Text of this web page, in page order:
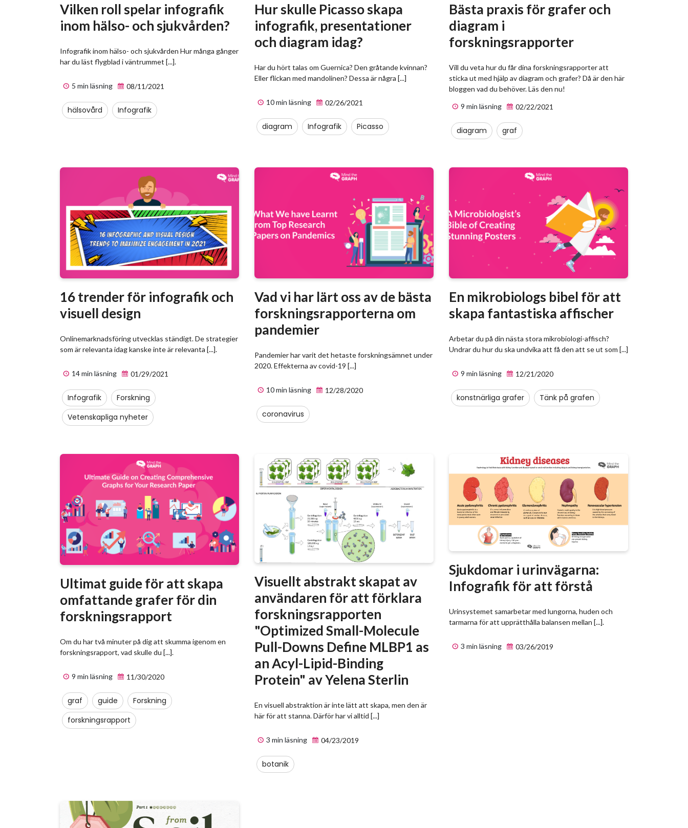
Vilken roll spelar infografik
inom hälso- och sjukvården?
Infografik inom hälso- och sjukvården Hur många gånger
har du läst flygblad i väntrummet [...].
5 min läsning 08/11/2021
hälsovård Infografik
Hur skulle Picasso skapa
infografik, presentationer
och diagram idag?
Har du hört talas om Guernica? Den gråtande kvinnan?
Eller flickan med mandolinen? Dessa är några [...]
10 min läsning 02/26/2021
diagram Infografik Picasso
Bästa praxis för grafer och
diagram i
forskningsrapporter
Vill du veta hur du får dina forskningsrapporter att
sticka ut med hjälp av diagram och grafer? Då är den här
bloggen vad du behöver. Läs den nu!
9 min läsning
02/22/2021
diagram graf
16 trender för infografik och
visuell design
Onlinemarknadsföring utvecklas ständigt. De strategier
som är relevanta idag kanske inte är relevanta [...].
14 min läsning 01/29/2021
Infografik
Forskning
Vetenskapliga nyheter
Vad vi har lärt oss av de bästa
forskningsrapporterna om
pandemier
Pandemier har varit det hetaste forskningsämnet under
2020. Effekterna av covid-19 [...]
10 min läsning 12/28/2020
coronavirus
En mikrobiologs bibel för att
skapa fantastiska affischer
Arbetar du på din nästa stora mikrobiologi-affisch?
Undrar du hur du ska undvika att få den att se ut som [...]
9 min läsning 12/21/2020
konstnärliga grafer Tänk på grafen
Ultimat guide för att skapa
omfattande grafer för din
forskningsrapport
Om du har två minuter på dig att skumma igenom en
forskningsrapport, vad skulle du [...].
9 min läsning 11/30/2020
graf guide
Forskning
forskningsrapport
Visuellt abstrakt skapat av
användaren för att förklara
forskningsrapporten
"Optimized Small-Molecule
Pull-Downs Define MLBP1 as
an Acyl-Lipid-Binding
Protein" av Yelena Sterlin
En visuell abstraktion är inte lätt att skapa, men den är
här för att stanna. Därför har vi alltid [...]
3 min läsning 04/23/2019
botanik
Sjukdomar i urinvägarna:
Infografik för att förstå
Urinsystemet samarbetar med lungorna, huden och
tarmarna för att upprätthålla balansen mellan [...].
3 min läsning 03/26/2019